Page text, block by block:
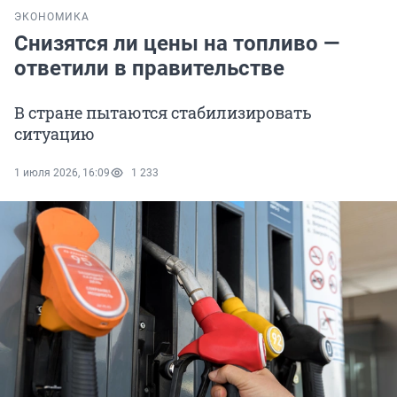
ЭКОНОМИКА
Снизятся ли цены на топливо —
ответили в правительстве
В стране пытаются стабилизировать
ситуацию
1 июля 2026, 16:09 1 233